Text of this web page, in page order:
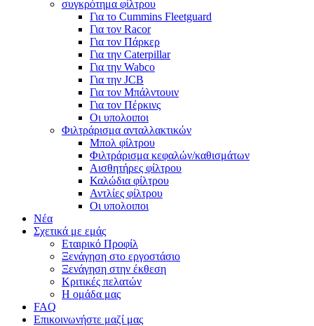
συγκρότημα φίλτρου
Για το Cummins Fleetguard
Για τον Racor
Για τον Πάρκερ
Για την Caterpillar
Για την Wabco
Για την JCB
Για τον Μπάλντουιν
Για τον Πέρκινς
Οι υπολοιποι
Φιλτράρισμα ανταλλακτικών
Μπολ φίλτρου
Φιλτράρισμα κεφαλών/καθισμάτων
Αισθητήρες φίλτρου
Καλώδια φίλτρου
Αντλίες φίλτρου
Οι υπολοιποι
Νέα
Σχετικά με εμάς
Εταιρικό Προφίλ
Ξενάγηση στο εργοστάσιο
Ξενάγηση στην έκθεση
Κριτικές πελατών
Η ομάδα μας
FAQ
Επικοινωνήστε μαζί μας